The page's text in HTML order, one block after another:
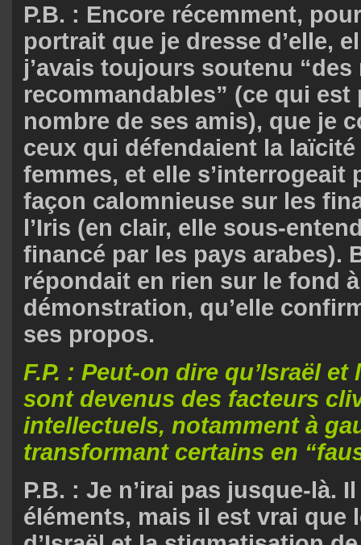
P.B. : Encore récemment,
portrait que je dresse d’elle,
j’avais toujours soutenu “des
recommandables” (ce qui
nombre de ses amis), que je
ceux qui défendaient la
femmes, et elle s’interrogeait
façon calomnieuse sur les
l’Iris (en clair, elle sous-
financé par les pays arabes).
répondait en rien sur le fond
démonstration, qu’elle
ses propos.
F.P. : Peut-on dire qu’Israël et
sont devenus des facteurs
intellectuels, notamment à
transformant certains en
P.B. : Je n’irai pas jusque-là.
éléments, mais il est vrai que